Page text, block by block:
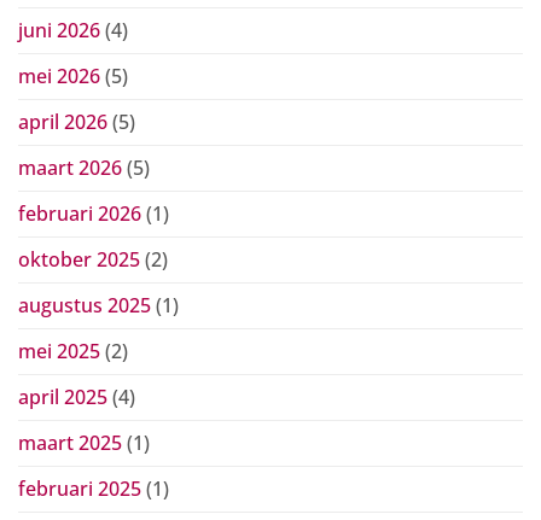
juni 2026(4)
mei 2026(5)
april 2026(5)
maart 2026(5)
februari 2026(1)
oktober 2025(2)
augustus 2025(1)
mei 2025(2)
april 2025(4)
maart 2025(1)
februari 2025(1)